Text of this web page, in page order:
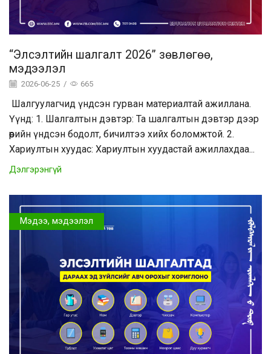
“Элсэлтийн шалгалт 2026” зөвлөгөө,
мэдээлэл
2026-06-25 / 665
Шалгуулагчид үндсэн гурван материалтай ажиллана.
Үүнд: 1. Шалгалтын дэвтэр: Та шалгалтын дэвтэр дээр
өөрийн үндсэн бодолт, бичилтээ хийх боломжтой. 2.
Хариултын хуудас: Хариултын хуудастай ажиллахдаа...
Дэлгэрэнгүй
Мэдээ, мэдээлэл